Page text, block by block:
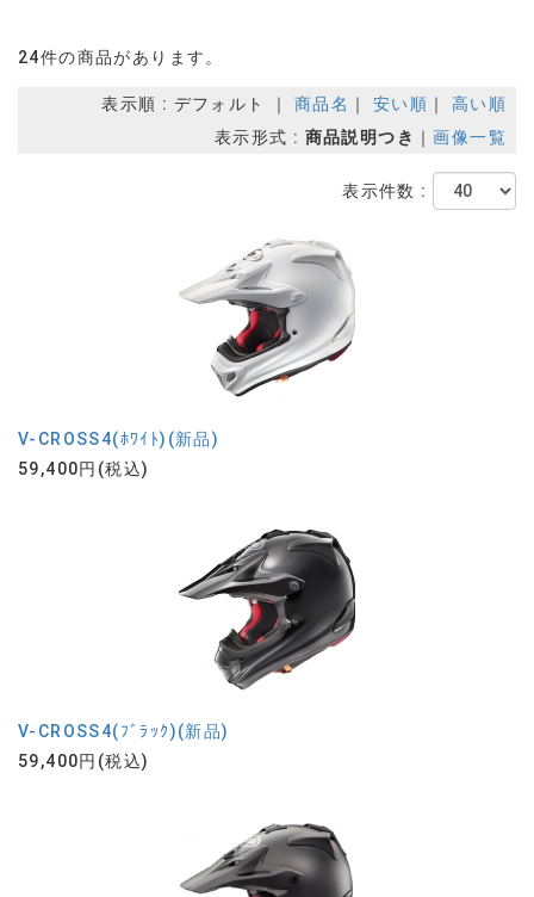
24件の商品があります。
表示順 : デフォルト ｜ 商品名 ｜ 安い順 ｜ 高い順
表示形式 : 商品説明つき ｜画像一覧
表示件数 :
V-CROSS4(ﾎﾜｲﾄ)(新品)
59,400円(税込)
V-CROSS4(ﾌﾞﾗｯｸ)(新品)
59,400円(税込)